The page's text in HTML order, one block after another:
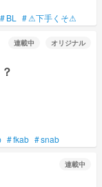
#BL #⚠下手くそ⚠
連載中 オリジナル
#fkab #snab
連載中